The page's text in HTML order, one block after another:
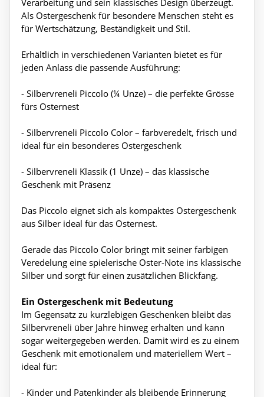
Verarbeitung und sein klassisches Design überzeugt.
Als Ostergeschenk für besondere Menschen steht es
für Wertschätzung, Beständigkeit und Stil.
Erhältlich in verschiedenen Varianten bietet es für
jeden Anlass die passende Ausführung:
- Silbervreneli Piccolo (¼ Unze) – die perfekte Grösse
fürs Osternest
- Silbervreneli Piccolo Color – farbveredelt, frisch und
ideal für ein besonderes Ostergeschenk
- Silbervreneli Klassik (1 Unze) – das klassische
Geschenk mit Präsenz
Das Piccolo eignet sich als kompaktes Ostergeschenk
aus Silber ideal für das Osternest.
Gerade das Piccolo Color bringt mit seiner farbigen
Veredelung eine spielerische Oster-Note ins klassische
Silber und sorgt für einen zusätzlichen Blickfang.
Ein Ostergeschenk mit Bedeutung
Im Gegensatz zu kurzlebigen Geschenken bleibt das
Silbervreneli über Jahre hinweg erhalten und kann
sogar weitergegeben werden. Damit wird es zu einem
Geschenk mit emotionalem und materiellem Wert –
ideal für:
- Kinder und Patenkinder als bleibende Erinnerung